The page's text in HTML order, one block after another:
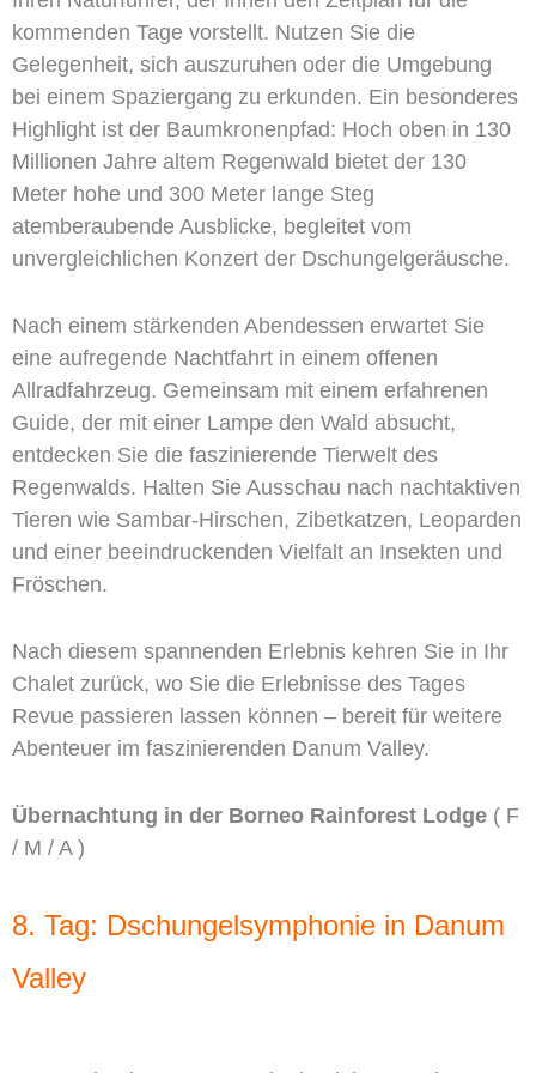
kommenden Tage vorstellt. Nutzen Sie die
Gelegenheit, sich auszuruhen oder die Umgebung
bei einem Spaziergang zu erkunden. Ein besonderes
Highlight ist der Baumkronenpfad: Hoch oben in 130
Millionen Jahre altem Regenwald bietet der 130
Meter hohe und 300 Meter lange Steg
atemberaubende Ausblicke, begleitet vom
unvergleichlichen Konzert der Dschungelgeräusche.
Nach einem stärkenden Abendessen erwartet Sie
eine aufregende Nachtfahrt in einem offenen
Allradfahrzeug. Gemeinsam mit einem erfahrenen
Guide, der mit einer Lampe den Wald absucht,
entdecken Sie die faszinierende Tierwelt des
Regenwalds. Halten Sie Ausschau nach nachtaktiven
Tieren wie Sambar-Hirschen, Zibetkatzen, Leoparden
und einer beeindruckenden Vielfalt an Insekten und
Fröschen.
Nach diesem spannenden Erlebnis kehren Sie in Ihr
Chalet zurück, wo Sie die Erlebnisse des Tages
Revue passieren lassen können – bereit für weitere
Abenteuer im faszinierenden Danum Valley.
Übernachtung in der Borneo Rainforest Lodge ( F
/ M / A )
8. Tag: Dschungelsymphonie in Danum
Valley